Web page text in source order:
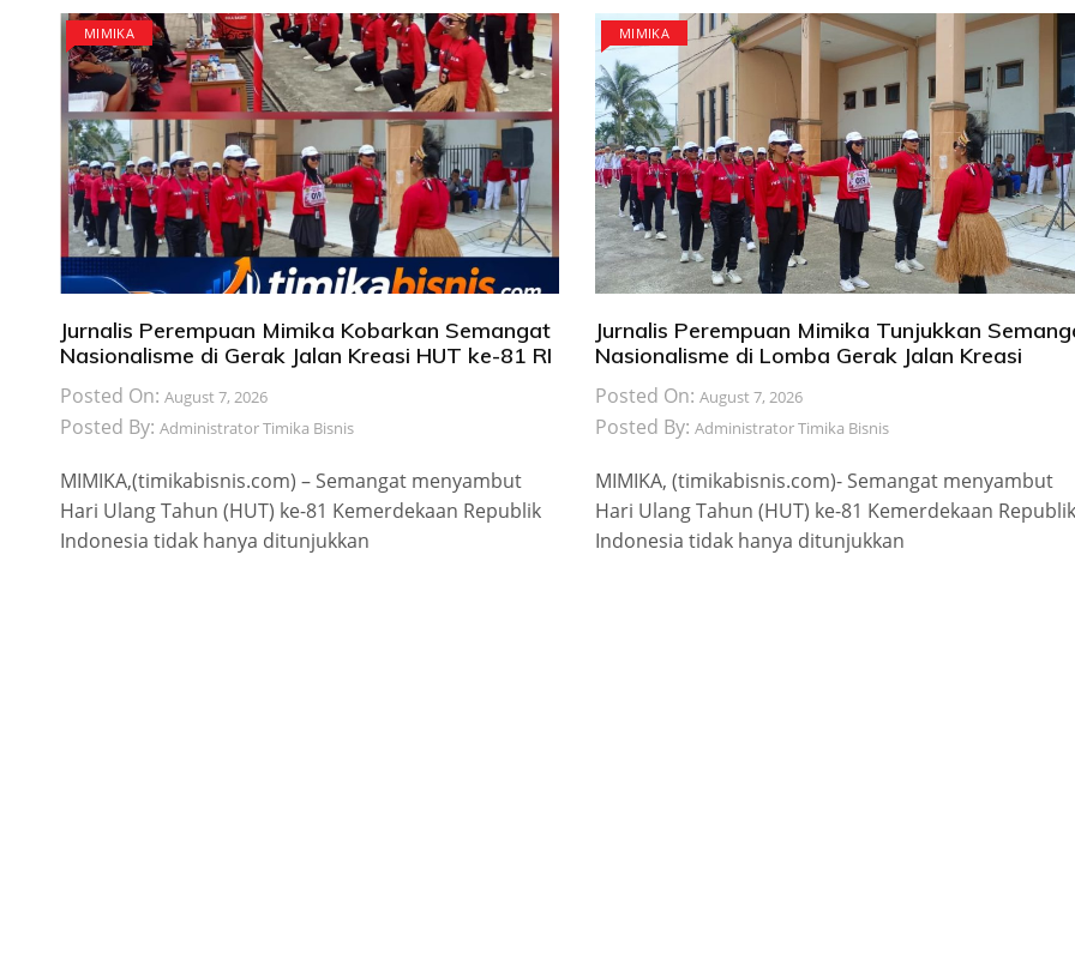
MIMIKA
Jurnalis Perempuan Mimika Kobarkan Semangat
Nasionalisme di Gerak Jalan Kreasi HUT ke-81 RI
Posted On: August 7, 2026
Posted By: Administrator Timika Bisnis
MIMIKA,(timikabisnis.com) – Semangat menyambut
Hari Ulang Tahun (HUT) ke-81 Kemerdekaan Republik
Indonesia tidak hanya ditunjukkan
MIMIKA
Jurnalis Perempuan Mimika Tunjukkan
Nasionalisme di Lomba Gerak Jalan Kreasi
Posted On: August 7, 2026
Posted By: Administrator Timika Bisnis
MIMIKA, (timikabisnis.com)- Semangat menyambut
Hari Ulang Tahun (HUT) ke-81 Kemerdekaan Republik
Indonesia tidak hanya ditunjukkan